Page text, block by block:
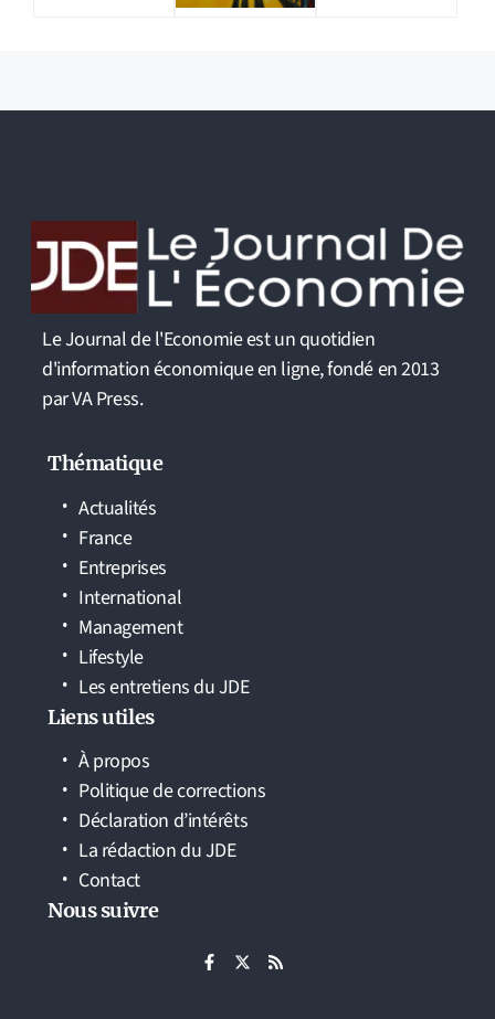
Le Journal de l'Economie est un quotidien
d'information économique en ligne, fondé en 2013
par VA Press.
Thématique
Actualités
France
Entreprises
International
Management
Lifestyle
Les entretiens du JDE
Liens utiles
À propos
Politique de corrections
Déclaration d’intérêts
La rédaction du JDE
Contact
Nous suivre